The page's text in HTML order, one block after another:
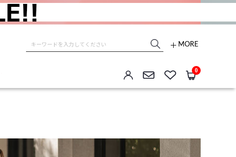
MORE
0